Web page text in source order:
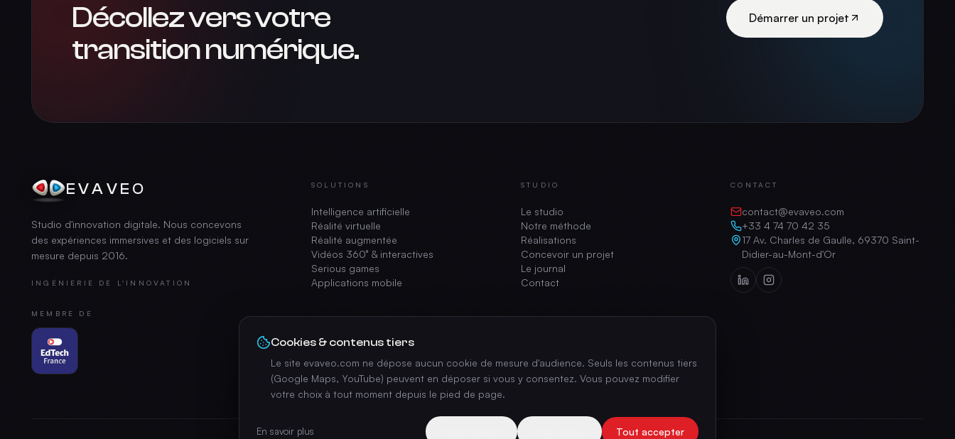
Décollez vers votre
transition numérique.
Démarrer un projet
EVAVEO
Studio d'innovation digitale. Nous concevons
des expériences immersives et des logiciels sur
mesure depuis 2016.
INGÉNIERIE DE L'INNOVATION
MEMBRE DE
SOLUTIONS
Intelligence artificielle
Réalité virtuelle
Réalité augmentée
Vidéos 360° & interactives
Serious games
Applications mobile
STUDIO
Le studio
Notre méthode
Réalisations
Concevoir un projet
Le journal
Contact
CONTACT
contact@evaveo.com
+33 4 74 70 42 35
17 Av. Charles de Gaulle, 69370 Saint-
Didier-au-Mont-d'Or
Cookies & contenus tiers
Le site evaveo.com ne dépose aucun cookie de mesure d'audience. Seuls les contenus tiers
(Google Maps, YouTube) peuvent en déposer si vous y consentez. Vous pouvez modifier
votre choix à tout moment depuis le pied de page.
En savoir plus Tout accepter